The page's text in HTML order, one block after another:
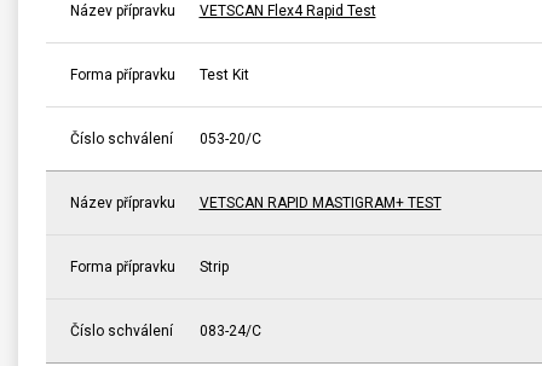
Název přípravku VETSCAN Flex4 Rapid Test
Forma přípravku Test Kit
Číslo schválení 053-20/C
Název přípravku VETSCAN RAPID MASTIGRAM+ TEST
Forma přípravku Strip
Číslo schválení 083-24/C